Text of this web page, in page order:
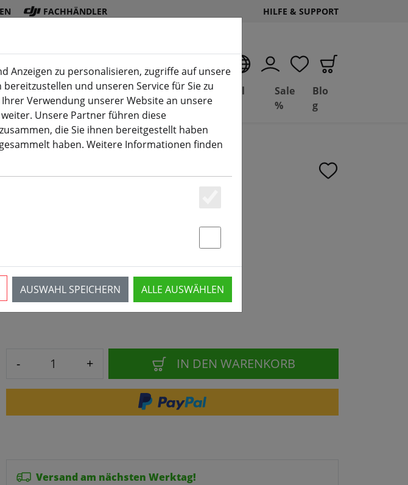
FACHHÄNDLER HILFE & SUPPORT
Zubehö
r
3D
Druck(aktuelle Seite)
Deal
Depot
Basil
Sale
%
Blo
g
TBS Glas ND Filter ND4
5,90 € * 6,90 €
- + IN DEN WARENKORB
Versand am nächsten Werktag!
Anzeigen zu personalisieren, zugriffe auf unsere
und unseren Service für Sie zu
Verwendung unserer Website an unsere
Unsere Partner führen diese
die Sie ihnen bereitgestellt haben
haben. Weitere Informationen finden
AUSWAHL SPEICHERN ALLE AUSWÄHLEN